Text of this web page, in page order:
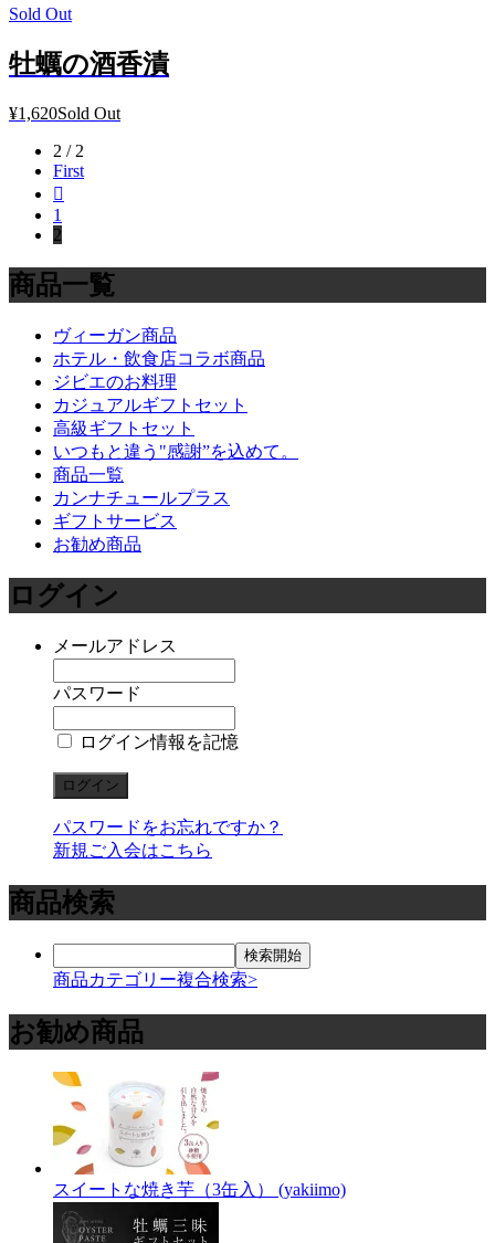
Sold Out
牡蠣の酒香漬
¥1,620Sold Out
2 / 2
First

1
2
商品一覧
ヴィーガン商品
ホテル・飲食店コラボ商品
ジビエのお料理
カジュアルギフトセット
高級ギフトセット
いつもと違う"感謝”を込めて。
商品一覧
カンナチュールプラス
ギフトサービス
お勧め商品
ログイン
メールアドレス
パスワード
ログイン情報を記憶
パスワードをお忘れですか？
新規ご入会はこちら
商品検索
商品カテゴリー複合検索>
お勧め商品
スイートな焼き芋（3缶入） (yakiimo)